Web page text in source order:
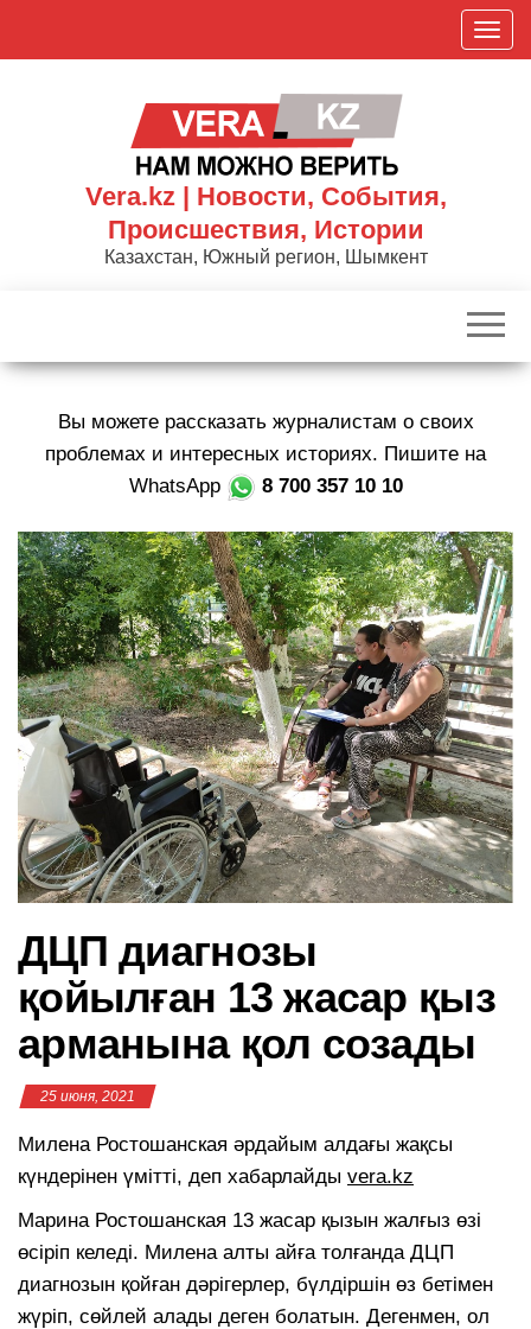
П
о
к
р
в
и
г
а
ц
и
ю
Vera.kz | Новости, События,
Происшествия, Истории
Казахстан, Южный регион, Шымкент
Вы можете рассказать журналистам о своих
проблемах и интересных историях. Пишите на
WhatsApp
8 700 357 10 10
ДЦП диагнозы
қойылған 13 жасар қыз
арманына қол созады
25 июня, 2021
Милена Ростошанская әрдайым алдағы жақсы
күндерінен үмітті, деп хабарлайды vera.kz
Марина Ростошанская 13 жасар қызын жалғыз өзі
өсіріп келеді. Милена алты айға толғанда ДЦП
диагнозын қойған дәрігерлер, бүлдіршін өз бетімен
жүріп, сөйлей алады деген болатын. Дегенмен, ол